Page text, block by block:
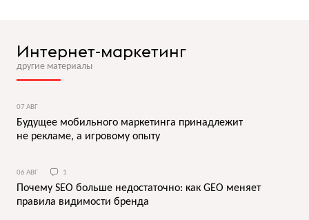
Интернет-маркетинг
другие материалы
07 АВГ
Будущее мобильного маркетинга принадлежит
не рекламе, а игровому опыту
06 АВГ 1
Почему SEO больше недостаточно: как GEO меняет
правила видимости бренда